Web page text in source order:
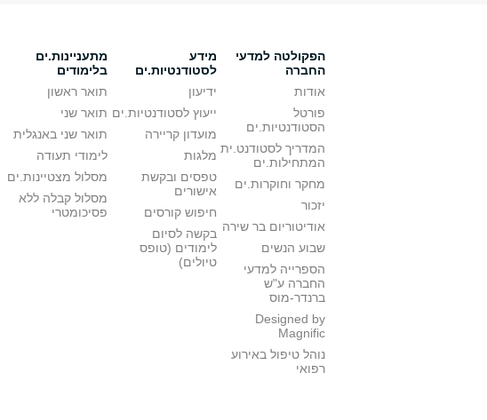
הפקולטה למדעי
החברה
אודות
פורטל
הסטודנטיות.ים
המדריך לסטודנט.ית
המתחילות.ים
מחקר וחוקרות.ים
יזכור
אודיטוריום בר שירה
שבוע הנשים
הספרייה למדעי
החברה ע"ש
ברנדר-מוס
Designed by
Magnific
נוהל טיפול באירוע
רפואי
מידע
לסטודנטיות.ים
ידיעון
ייעוץ לסטודנטיות.ים
מועדון קריירה
מלגות
טפסים ובקשת
אישורים
חיפוש קורסים
בקשה לסיום
לימודים (טופס
טיולים)
מתעניינות.ים
בלימודים
תואר ראשון
תואר שני
תואר שני באנגלית
לימודי תעודה
מסלול מצטיינות.ים
מסלול קבלה ללא
פסיכומטרי